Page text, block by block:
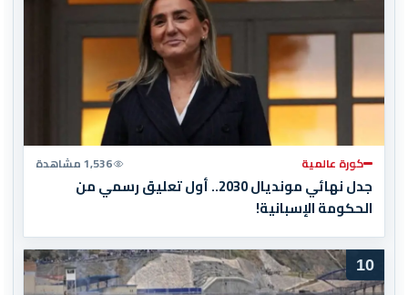
كورة عالمية 1,536 مشاهدة
جدل نهائي مونديال 2030.. أول تعليق رسمي من
الحكومة الإسبانية!
10